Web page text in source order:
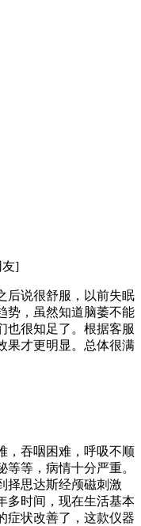
友]
后说很舒服，以前失眠
势，虽然知道脑萎不能
也很知足了。根据客服
果才更明显。总体很满
，吞咽困难，呼吸不顺
等，病情十分严重。
择思达斯经颅磁刺激
多时间，现在生活基本
症状改善了，这款仪器